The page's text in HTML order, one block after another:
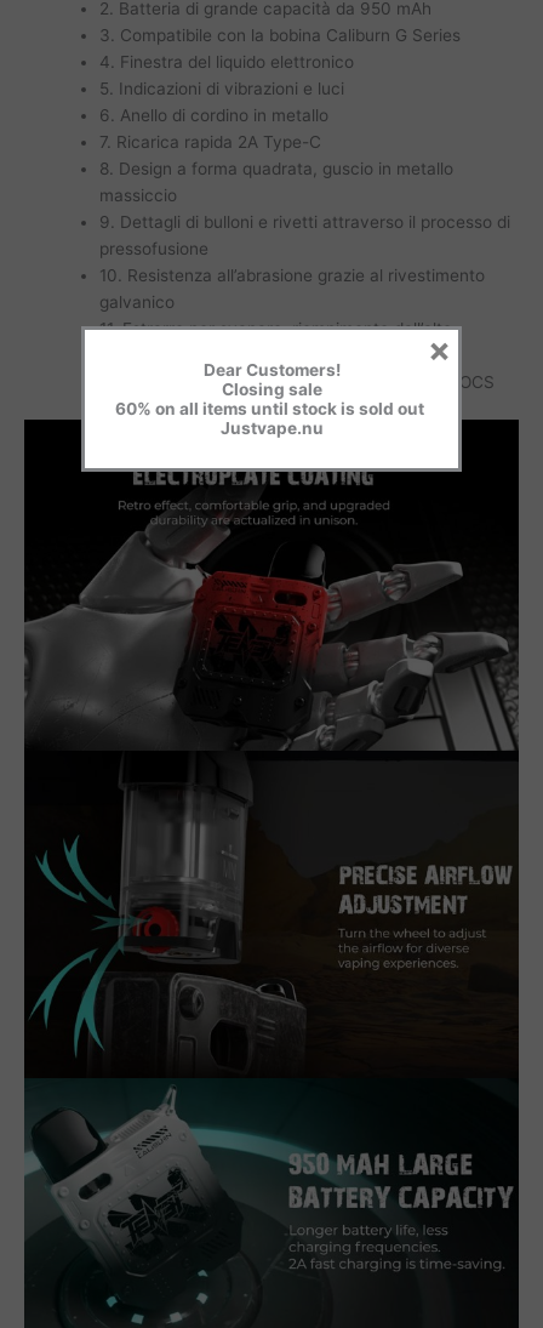
2. Batteria di grande capacità da 950 mAh
3. Compatibile con la bobina Caliburn G Series
4. Finestra del liquido elettronico
5. Indicazioni di vibrazioni e luci
6. Anello di cordino in metallo
7. Ricarica rapida 2A Type-C
8. Design a forma quadrata, guscio in metallo
massiccio
9. Dettagli di bulloni e rivetti attraverso il processo di
pressofusione
10. Resistenza all’abrasione grazie al rivestimento
galvanico
11. Estrarre per svapare, riempimento dall’alto
13. Tecnologia di regolazione del sapore Pro-FOCS
Dear Customers!
Closing sale
60% on all items until stock is sold out
Justvape.nu
×